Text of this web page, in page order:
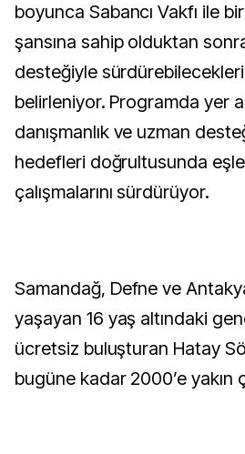
boyunca Sabancı Vakfı ile
şansına sahip olduktan
desteğiyle
belirleniyor. Programda yer
danışmanlık ve uzman
hedefleri doğrultusunda
çalışmalarını sürdürüyor.
Samandağ, Defne ve
yaşayan 16 yaş altındaki
ücretsiz buluşturan Hatay
bugüne kadar 2000’e yakın